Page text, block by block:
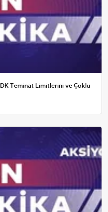
Teminat Limitlerini ve Çoklu